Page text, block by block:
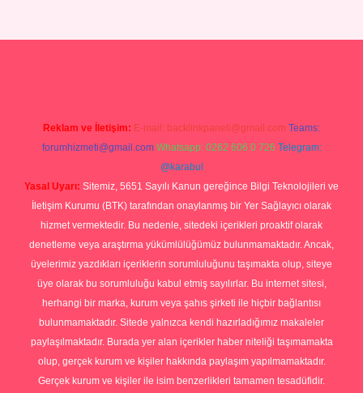
Reklam ve İletişim: E-mail: backlinkpaneli@gmail.com Teams:
forumhizmeti@gmail.com Whatsapp: 0262 606 0 726 Telegram:
@karabul
Yasal Uyarı: Sitemiz, 5651 Sayılı Kanun gereğince Bilgi Teknolojileri ve
İletişim Kurumu (BTK) tarafından onaylanmış bir Yer Sağlayıcı olarak
hizmet vermektedir. Bu nedenle, sitedeki içerikleri proaktif olarak
denetleme veya araştırma yükümlülüğümüz bulunmamaktadır. Ancak,
üyelerimiz yazdıkları içeriklerin sorumluluğunu taşımakta olup, siteye
üye olarak bu sorumluluğu kabul etmiş sayılırlar. Bu internet sitesi,
herhangi bir marka, kurum veya şahıs şirketi ile hiçbir bağlantısı
bulunmamaktadır. Sitede yalnızca kendi hazırladığımız makaleler
paylaşılmaktadır. Burada yer alan içerikler haber niteliği taşımamakta
olup, gerçek kurum ve kişiler hakkında paylaşım yapılmamaktadır.
Gerçek kurum ve kişiler ile isim benzerlikleri tamamen tesadüfidir.